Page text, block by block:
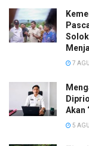
7
Akan
5